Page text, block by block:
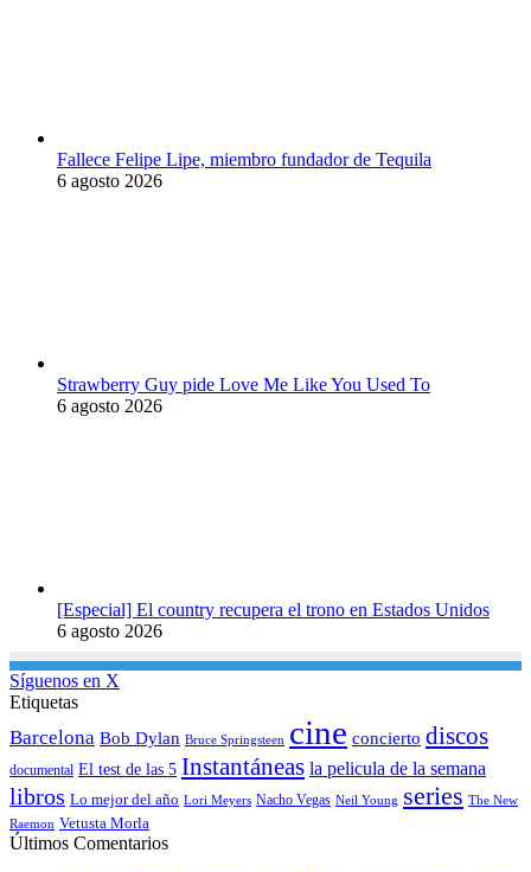
Fallece Felipe Lipe, miembro fundador de Tequila
6 agosto 2026
Strawberry Guy pide Love Me Like You Used To
6 agosto 2026
[Especial] El country recupera el trono en Estados Unidos
6 agosto 2026
Síguenos en X
Etiquetas
Barcelona Bob Dylan Bruce Springsteen cine concierto discos
documental El test de las 5 Instantáneas la pelicula de la semana
libros Lo mejor del año Lori Meyers Nacho Vegas Neil Young series The New
Raemon Vetusta Morla
Últimos Comentarios